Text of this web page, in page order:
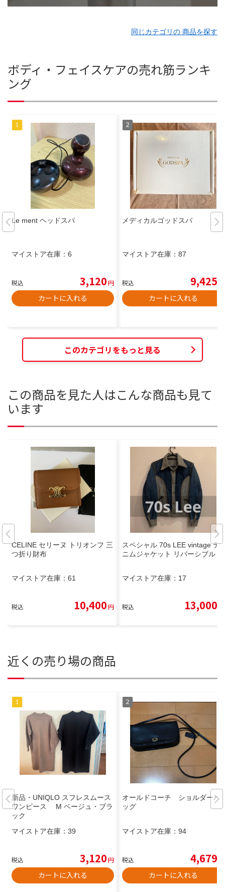
同じカテゴリの 商品を探す
ボディ・フェイスケアの売れ筋ランキ
ング
Le ment ヘッドスパ
マイストア在庫： 6
税込 3,120円
カートに入れる
メディカルゴッドスパ
マイストア在庫： 87
税込 9,425
カートに入れる
このカテゴリをもっと見る
この商品を見た人はこんな商品も見て
います
CELINE セリーヌ トリオンフ 三
つ折り財布
マイストア在庫： 61
税込 10,400円
スペシャル 70s LEE vintage デ
ニムジャケット リバーシブル
マイストア在庫： 17
税込 13,000
近くの売り場の商品
新品・UNIQLO スフレスムース
ワンピース M ベージュ・ブラ
ック
マイストア在庫： 39
税込 3,120円
カートに入れる
オールドコーチ ショルダーバ
ッグ
マイストア在庫： 94
税込 4,679
カートに入れる